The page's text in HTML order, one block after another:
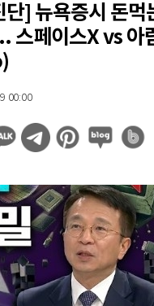
단] 뉴욕증시 돈
스페이스X vs 아
00:00